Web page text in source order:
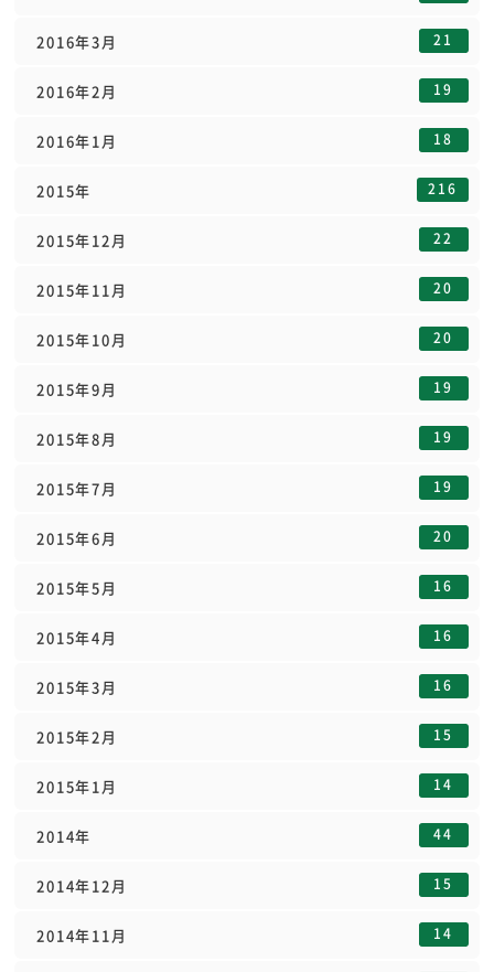
2016年3月 21
2016年2月 19
2016年1月 18
2015年 216
2015年12月 22
2015年11月 20
2015年10月 20
2015年9月 19
2015年8月 19
2015年7月 19
2015年6月 20
2015年5月 16
2015年4月 16
2015年3月 16
2015年2月 15
2015年1月 14
2014年 44
2014年12月 15
2014年11月 14